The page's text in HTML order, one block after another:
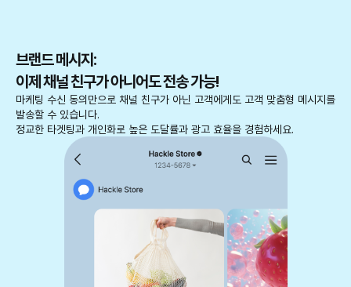
브랜드 메시지:
이제 채널 친구가 아니어도 전송 가능!
마케팅 수신 동의만으로 채널 친구가 아닌 고객에게도 고객 맞춤형 메시지를
발송할 수 있습니다.
정교한 타겟팅과 개인화로 높은 도달률과 광고 효율을 경험하세요.